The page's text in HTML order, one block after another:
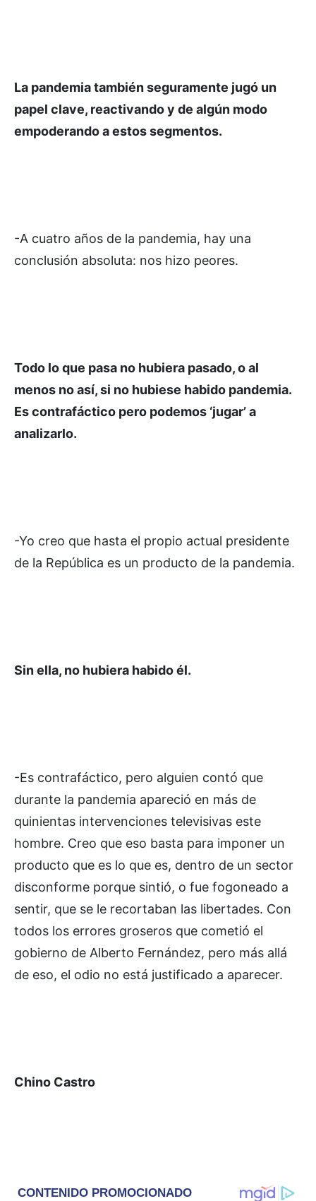
La pandemia también seguramente jugó un
papel clave, reactivando y de algún modo
empoderando a estos segmentos.
-A cuatro años de la pandemia, hay una
conclusión absoluta: nos hizo peores.
Todo lo que pasa no hubiera pasado, o al
menos no así, si no hubiese habido pandemia.
Es contrafáctico pero podemos ‘jugar’ a
analizarlo.
-Yo creo que hasta el propio actual presidente
de la República es un producto de la pandemia.
Sin ella, no hubiera habido él.
-Es contrafáctico, pero alguien contó que
durante la pandemia apareció en más de
quinientas intervenciones televisivas este
hombre. Creo que eso basta para imponer un
producto que es lo que es, dentro de un sector
disconforme porque sintió, o fue fogoneado a
sentir, que se le recortaban las libertades. Con
todos los errores groseros que cometió el
gobierno de Alberto Fernández, pero más allá
de eso, el odio no está justificado a aparecer.
Chino Castro